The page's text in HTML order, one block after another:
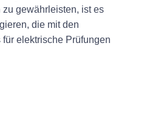
gewährleisten, ist es
die mit den
elektrische Prüfungen